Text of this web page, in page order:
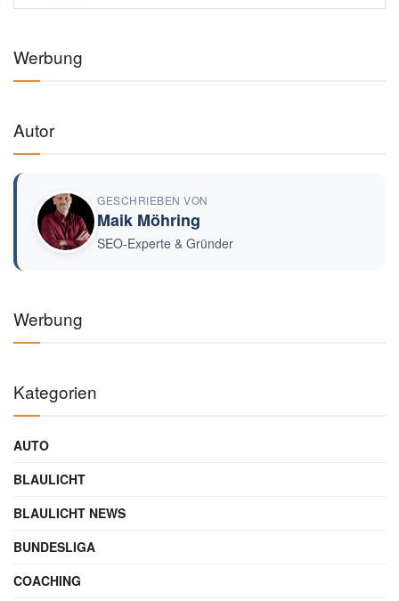
Werbung
Autor
GESCHRIEBEN VON
Maik Möhring
SEO-Experte & Gründer
Werbung
Kategorien
AUTO
BLAULICHT
BLAULICHT NEWS
BUNDESLIGA
COACHING